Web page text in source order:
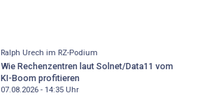
Ralph Urech im RZ-Podium
Wie Rechenzentren laut Solnet/Data11 vom
KI-Boom profitieren
07.08.2026 - 14:35Uhr